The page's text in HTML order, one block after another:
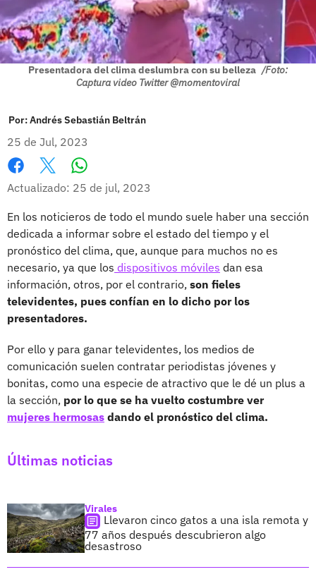
Presentadora del clima deslumbra con su belleza /Foto:
Captura video Twitter @momentoviral
Por:Andrés Sebastián Beltrán
25 de Jul, 2023
Facebook
X
Actualizado: 25 de jul, 2023
En los noticieros de todo el mundo suele haber una sección
dedicada a informar sobre el estado del tiempo y el
pronóstico del clima, que, aunque para muchos no es
necesario, ya que los dispositivos móviles dan esa
información, otros, por el contrario, son fieles
televidentes, pues confían en lo dicho por los
presentadores.
Por ello y para ganar televidentes, los medios de
comunicación suelen contratar periodistas jóvenes y
bonitas, como una especie de atractivo que le dé un plus a
la sección, por lo que se ha vuelto costumbre ver
mujeres hermosas dando el pronóstico del clima.
Últimas noticias
Virales
Llevaron cinco gatos a una isla remota y
77 años después descubrieron algo
desastroso